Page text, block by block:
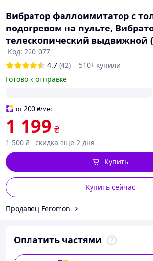
Вибратор фаллоимитатор с
подогревом на пульте,
телескопический выдвижной (
Код: 220-077
4.7 (42)
510+ купили
Готово к отправке
от200₴/мес
1 199 ₴
1 500 ₴ скидка еще 2 дня
Купить сейчас
Купить
Продавец Feromon
Оплатить частями